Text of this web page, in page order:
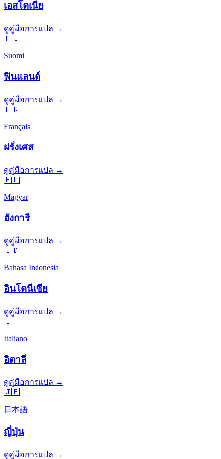
เอสโตเนีย
ดูคู่มือการแปล →
🇫🇮
Suomi
ฟินแลนด์
ดูคู่มือการแปล →
🇫🇷
Français
ฝรั่งเศส
ดูคู่มือการแปล →
🇭🇺
Magyar
ฮังการี
ดูคู่มือการแปล →
🇮🇩
Bahasa Indonesia
อินโดนีเซีย
ดูคู่มือการแปล →
🇮🇹
Italiano
อิตาลี
ดูคู่มือการแปล →
🇯🇵
日本語
ญี่ปุ่น
ดูคู่มือการแปล →